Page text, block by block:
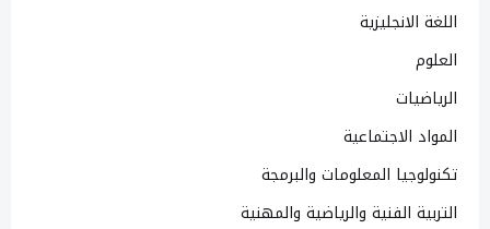
اللغة الانجليزية
العلوم
الرياضيات
المواد الاجتماعية
تكنولوجيا المعلومات والبرمجة
التربية الفنية والرياضية والمهنية